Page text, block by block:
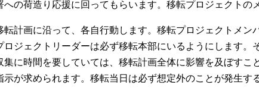
への荷造り応援に回ってもらいます。移転プロジェクトの
転計画に沿って、各自行動します。移転プロジェクトメン
ロジェクトリーダーは必ず移転本部にいるようにします
集に時間を要していては、移転計画全体に影響を及ぼす
示が求められます。移転当日は必ず想定外のことが発生す